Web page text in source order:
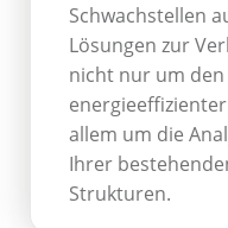
Schwachstellen
Lösungen zur
nicht nur um
allem um die
Ihrer
Strukturen.